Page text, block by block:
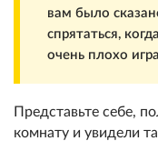
вам было
спрятаться,
очень плохо
Представьте себе,
комнату и увидели